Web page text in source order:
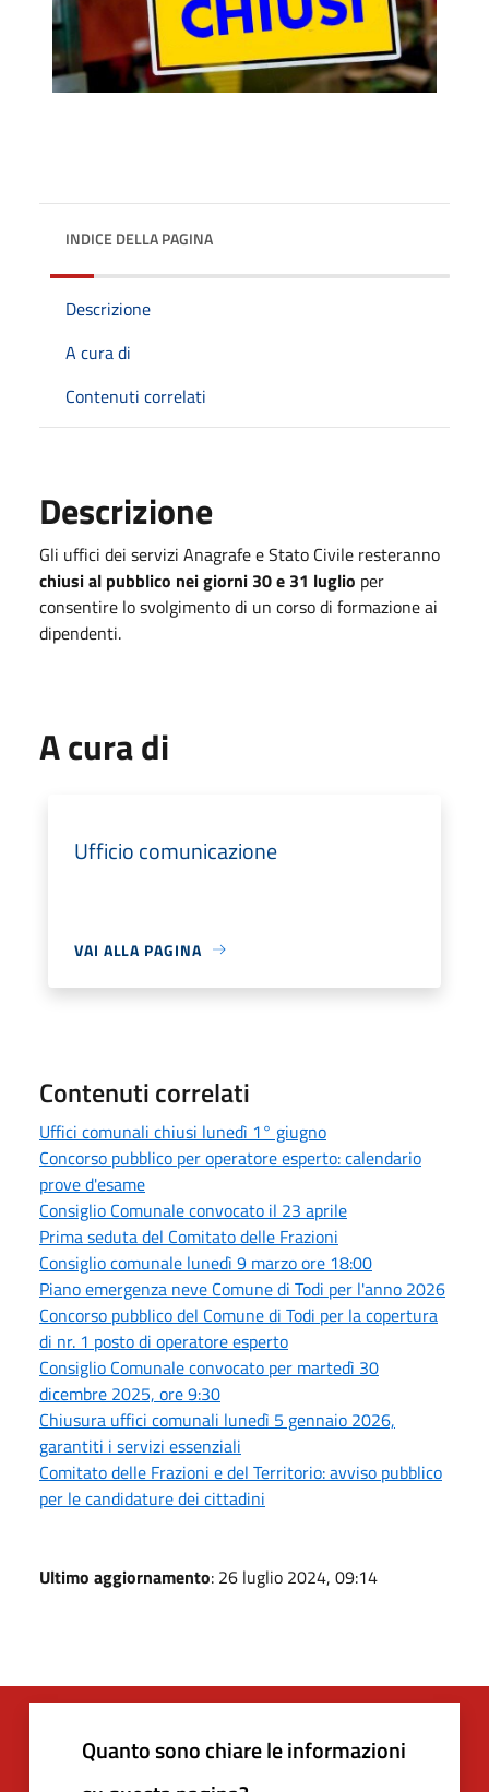
INDICE DELLA PAGINA
Descrizione
A cura di
Contenuti correlati
Descrizione
Gli uffici dei servizi Anagrafe e Stato Civile resteranno
chiusi al pubblico nei giorni 30 e 31 luglio per
consentire lo svolgimento di un corso di formazione ai
dipendenti.
A cura di
Ufficio comunicazione
VAI ALLA PAGINA
Contenuti correlati
Uffici comunali chiusi lunedì 1° giugno
Concorso pubblico per operatore esperto: calendario
prove d'esame
Consiglio Comunale convocato il 23 aprile
Prima seduta del Comitato delle Frazioni
Consiglio comunale lunedì 9 marzo ore 18:00
Piano emergenza neve Comune di Todi per l'anno 2026
Concorso pubblico del Comune di Todi per la copertura
di nr. 1 posto di operatore esperto
Consiglio Comunale convocato per martedì 30
dicembre 2025, ore 9:30
Chiusura uffici comunali lunedì 5 gennaio 2026,
garantiti i servizi essenziali
Comitato delle Frazioni e del Territorio: avviso pubblico
per le candidature dei cittadini
Ultimo aggiornamento: 26 luglio 2024, 09:14
Quanto sono chiare le informazioni